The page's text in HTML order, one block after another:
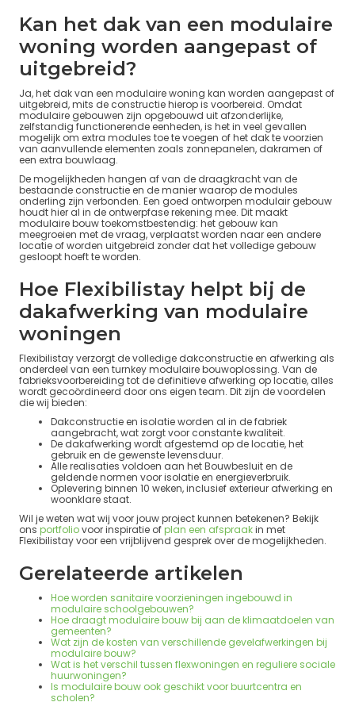
Kan het dak van een modulaire
woning worden aangepast of
uitgebreid?
Ja, het dak van een modulaire woning kan worden aangepast of
uitgebreid, mits de constructie hierop is voorbereid. Omdat
modulaire gebouwen zijn opgebouwd uit afzonderlijke,
zelfstandig functionerende eenheden, is het in veel gevallen
mogelijk om extra modules toe te voegen of het dak te voorzien
van aanvullende elementen zoals zonnepanelen, dakramen of
een extra bouwlaag.
De mogelijkheden hangen af van de draagkracht van de
bestaande constructie en de manier waarop de modules
onderling zijn verbonden. Een goed ontworpen modulair gebouw
houdt hier al in de ontwerpfase rekening mee. Dit maakt
modulaire bouw toekomstbestendig: het gebouw kan
meegroeien met de vraag, verplaatst worden naar een andere
locatie of worden uitgebreid zonder dat het volledige gebouw
gesloopt hoeft te worden.
Hoe Flexibilistay helpt bij de
dakafwerking van modulaire
woningen
Flexibilistay verzorgt de volledige dakconstructie en afwerking als
onderdeel van een turnkey modulaire bouwoplossing. Van de
fabrieksvoorbereiding tot de definitieve afwerking op locatie, alles
wordt gecoördineerd door ons eigen team. Dit zijn de voordelen
die wij bieden:
Dakconstructie en isolatie worden al in de fabriek
aangebracht, wat zorgt voor constante kwaliteit.
De dakafwerking wordt afgestemd op de locatie, het
gebruik en de gewenste levensduur.
Alle realisaties voldoen aan het Bouwbesluit en de
geldende normen voor isolatie en energieverbruik.
Oplevering binnen 10 weken, inclusief exterieur afwerking en
woonklare staat.
Wil je weten wat wij voor jouw project kunnen betekenen? Bekijk
ons portfoliovoor inspiratie ofplan een afspraakin met
Flexibilistay voor een vrijblijvend gesprek over de mogelijkheden.
Gerelateerde artikelen
Hoe worden sanitaire voorzieningen ingebouwd in
modulaire schoolgebouwen?
Hoe draagt modulaire bouw bij aan de klimaatdoelen van
gemeenten?
Wat zijn de kosten van verschillende gevelafwerkingen bij
modulaire bouw?
Wat is het verschil tussen flexwoningen en reguliere sociale
huurwoningen?
Is modulaire bouw ook geschikt voor buurtcentra en
scholen?